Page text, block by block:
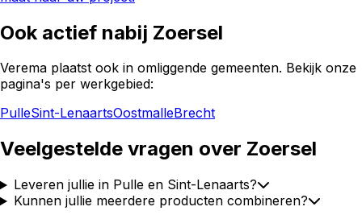
Ook actief nabij Zoersel
Verema plaatst ook in omliggende gemeenten. Bekijk onze
pagina's per werkgebied:
PulleSint-LenaartsOostmalleBrecht
Veelgestelde vragen over Zoersel
Leveren jullie in Pulle en Sint-Lenaarts?
Kunnen jullie meerdere producten combineren?